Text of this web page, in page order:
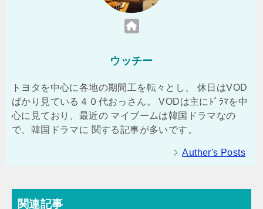
ウッチー
トヨタを中心に各地の期間工を転々とし、 休日はVOD
ばかり見ている４０代おっさん。 VODは主にﾄﾞﾗﾏを中
心に見ており、最近の マイブームは韓国ドラマなの
で、韓国ドラマに 関する記事が多いです。
Auther's Posts
関連記事